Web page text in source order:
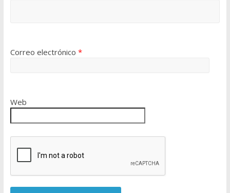
Correo electrónico *
Web